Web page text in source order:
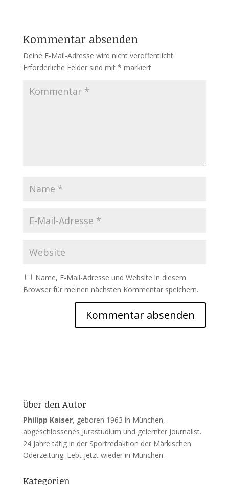
Kommentar absenden
Deine E-Mail-Adresse wird nicht veröffentlicht.
Erforderliche Felder sind mit * markiert
Name, E-Mail-Adresse und Website in diesem
Browser für meinen nächsten Kommentar speichern.
Über den Autor
Philipp Kaiser, geboren 1963 in München,
abgeschlossenes Jurastudium und gelernter Journalist.
24 Jahre tätig in der Sportredaktion der Märkischen
Oderzeitung. Lebt jetzt wieder in München.
Kategorien